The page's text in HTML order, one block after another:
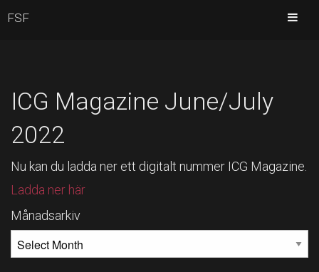
ICG Magazine June/July
2022
Nu kan du ladda ner ett digitalt nummer ICG Magazine.
Ladda ner här
Månadsarkiv
FSF